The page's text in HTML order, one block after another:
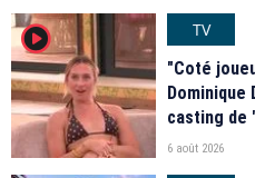
player2
TV
"Coté
casting de
6 août 2026